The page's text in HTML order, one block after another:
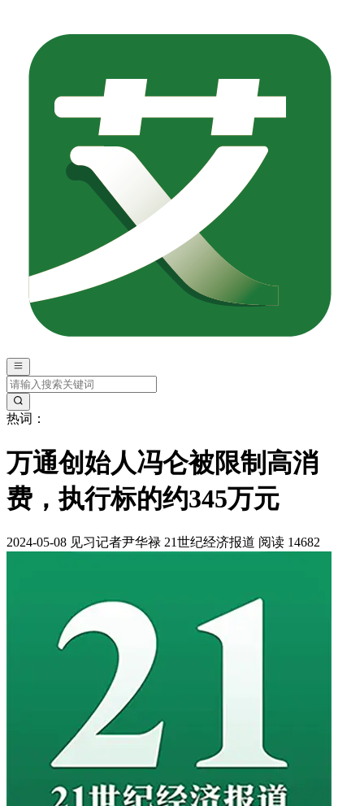
热词：
万通创始人冯仑被限制高消
费，执行标的约345万元
2024-05-08 见习记者尹华禄 21世纪经济报道 阅读 14682